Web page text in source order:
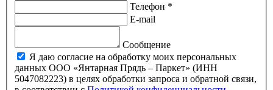
Телефон *
E-mail
Сообщение
Я даю согласие на обработку моих персональных
данных ООО «Янтарная Прядь – Паркет» (ИНН
5047082223) в целях обработки запроса и обратной связи,